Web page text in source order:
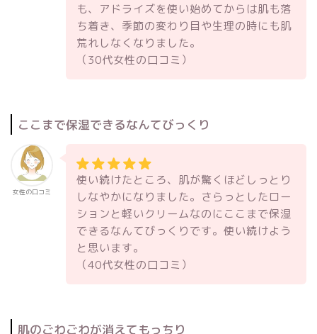
も、アドライズを使い始めてからは肌も落
ち着き、季節の変わり目や生理の時にも肌
荒れしなくなりました。
（30代女性の口コミ）
ここまで保湿できるなんてびっくり
女性の口コミ
使い続けたところ、肌が驚くほどしっとり
しなやかになりました。さらっとしたロー
ションと軽いクリームなのにここまで保湿
できるなんてびっくりです。使い続けよう
と思います。
（40代女性の口コミ）
肌のごわごわが消えてもっちり